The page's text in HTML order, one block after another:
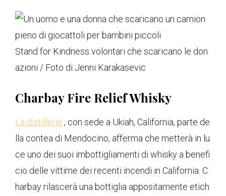
Stand for Kindness volontari che scaricano le don
azioni / Foto di Jenni Karakasevic
Charbay Fire Relief Whisky
La distilleria , con sede a Ukiah, California, parte de
lla contea di Mendocino, afferma che metterà in lu
ce uno dei suoi imbottigliamenti di whisky a benefi
cio delle vittime dei recenti incendi in California. C
harbay rilascerà una bottiglia appositamente etich